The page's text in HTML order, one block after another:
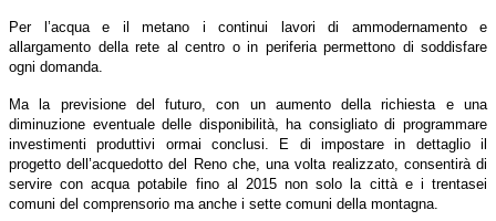
Per l’acqua e il metano i continui lavori di ammodernamento e
allargamento della rete al centro o in periferia permettono di soddisfare
ogni domanda.
Ma la previsione del futuro, con un aumento della richiesta e una
diminuzione eventuale delle disponibilità, ha consigliato di programmare
investimenti produttivi ormai conclusi. E di impostare in dettaglio il
progetto dell’acquedotto del Reno che, una volta realizzato, consentirà di
servire con acqua potabile fino al 2015 non solo la città e i trentasei
comuni del comprensorio ma anche i sette comuni della montagna.